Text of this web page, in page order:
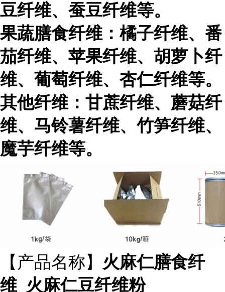
豆纤维、蚕豆纤维等。
果蔬膳食纤维：橘子纤维、番
茄纤维、苹果纤维、胡萝卜纤
维、葡萄纤维、杏仁纤维等。
其他纤维：甘蔗纤维、蘑菇纤
维、马铃薯纤维、竹笋纤维、
魔芋纤维等。
【产品名称】 火麻仁膳食纤
维 火麻仁豆纤维粉